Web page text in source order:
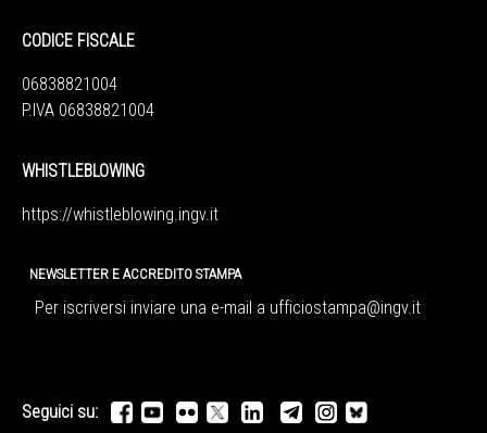
CODICE FISCALE
06838821004
P.IVA 06838821004
WHISTLEBLOWING
https://whistleblowing.ingv. it
NEWSLETTER E ACCREDITO STAMPA
Per iscriversi inviare una e-mail a ufficiostampa@ingv.it
Seguici su: